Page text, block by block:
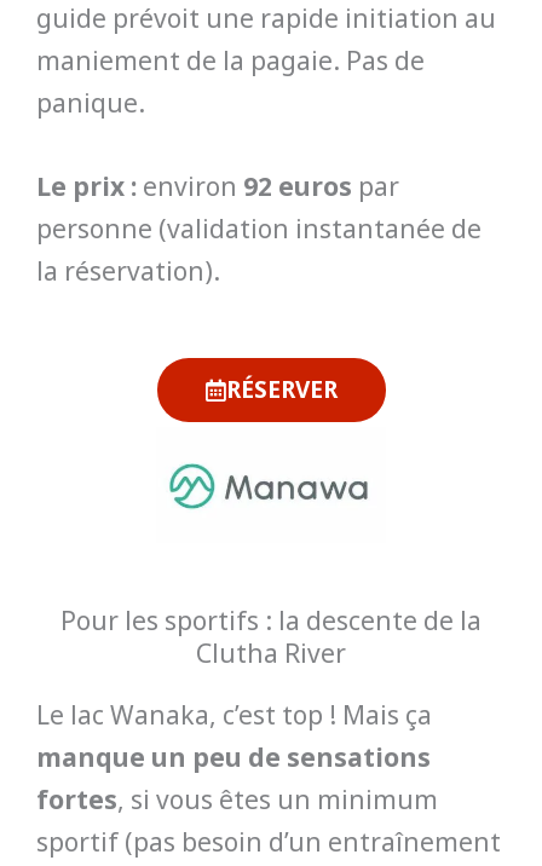
guide prévoit une rapide initiation au
maniement de la pagaie. Pas de
panique.
Le prix : environ 92 euros par
personne (validation instantanée de
la réservation).
RÉSERVER
Pour les sportifs : la descente de la
Clutha River
Le lac Wanaka, c’est top ! Mais ça
manque un peu de sensations
fortes, si vous êtes un minimum
sportif (pas besoin d’un entraînement